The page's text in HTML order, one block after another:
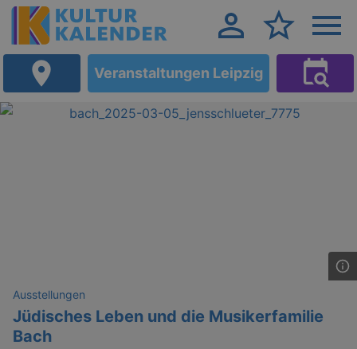
Veranstaltungen Leipzig
Ausstellungen
Jüdisches Leben und die Musikerfamilie
Bach